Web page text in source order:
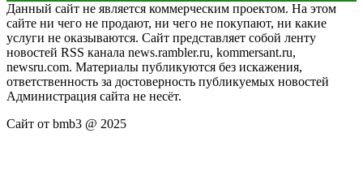
Данный сайт не является коммерческим проектом. На этом
сайте ни чего не продают, ни чего не покупают, ни какие
услуги не оказываются. Сайт представляет собой ленту
новостей RSS канала news.rambler.ru, kommersant.ru,
newsru.com. Материалы публикуются без искажения,
ответственность за достоверность публикуемых новостей
Администрация сайта не несёт.
Сайт от bmb3 @ 2025